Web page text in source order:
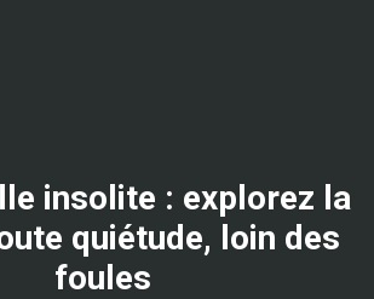
insolite : explorez la
quiétude, loin des
foules